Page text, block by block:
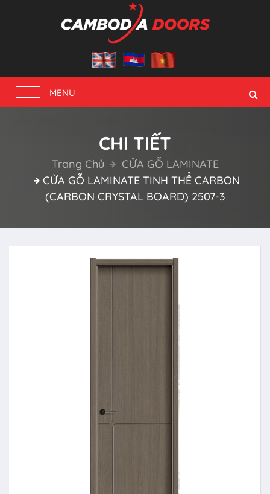
Toggle
navigation
MENU
CHI TIẾT
Trang Chủ
CỬA GỖ LAMINATE
CỬA GỖ LAMINATE TINH THỂ CARBON
(CARBON CRYSTAL BOARD) 2507-3